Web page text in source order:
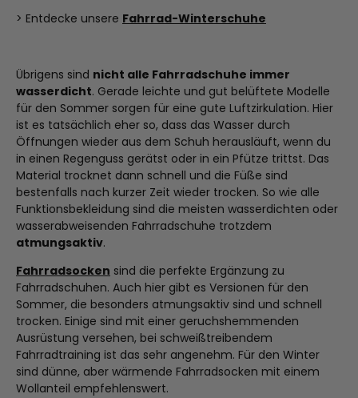
> Entdecke unsere Fahrrad-Winterschuhe
Übrigens sind nicht alle Fahrradschuhe immer
wasserdicht. Gerade leichte und gut belüftete Modelle
für den Sommer sorgen für eine gute Luftzirkulation. Hier
ist es tatsächlich eher so, dass das Wasser durch
Öffnungen wieder aus dem Schuh herausläuft, wenn du
in einen Regenguss gerätst oder in ein Pfütze trittst. Das
Material trocknet dann schnell und die Füße sind
bestenfalls nach kurzer Zeit wieder trocken. So wie alle
Funktionsbekleidung sind die meisten wasserdichten oder
wasserabweisenden Fahrradschuhe trotzdem
atmungsaktiv.
Fahrradsocken sind die perfekte Ergänzung zu
Fahrradschuhen. Auch hier gibt es Versionen für den
Sommer, die besonders atmungsaktiv sind und schnell
trocken. Einige sind mit einer geruchshemmenden
Ausrüstung versehen, bei schweißtreibendem
Fahrradtraining ist das sehr angenehm. Für den Winter
sind dünne, aber wärmende Fahrradsocken mit einem
Wollanteil empfehlenswert.